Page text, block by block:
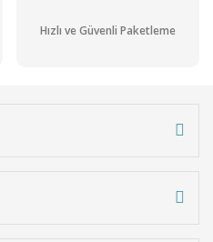
Hızlı ve Güvenli Paketleme